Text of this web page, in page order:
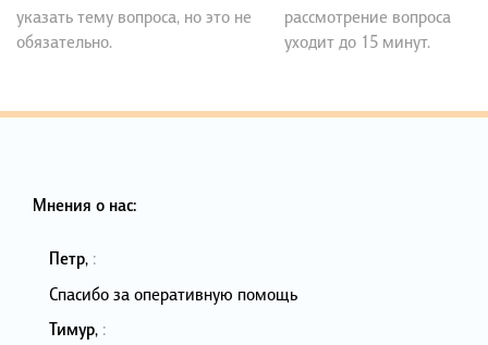
указать тему вопроса, но это не
обязательно.
рассмотрение вопроса
уходит до 15 минут.
Мнения о нас:
Петр, :
Спасибо за оперативную помощь
Тимур, :